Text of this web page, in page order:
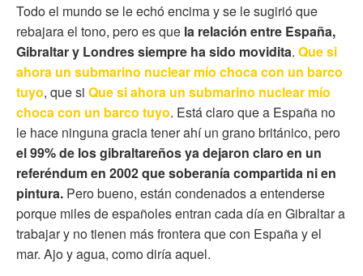
Todo el mundo se le echó encima y se le sugirió que
rebajara el tono, pero es que la relación entre España,
Gibraltar y Londres siempre ha sido movidita. Que si
ahora un submarino nuclear mío choca con un barco
tuyo, que si Que si ahora un submarino nuclear mío
choca con un barco tuyo. Está claro que a España no
le hace ninguna gracia tener ahí un grano británico, pero
el 99% de los gibraltareños ya dejaron claro en un
referéndum en 2002 que soberanía compartida ni en
pintura. Pero bueno, están condenados a entenderse
porque miles de españoles entran cada día en Gibraltar a
trabajar y no tienen más frontera que con España y el
mar. Ajo y agua, como diría aquel.